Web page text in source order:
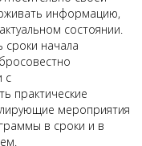
информацию,
состоянии.
начала
с
практические
мероприятия
в сроки и в